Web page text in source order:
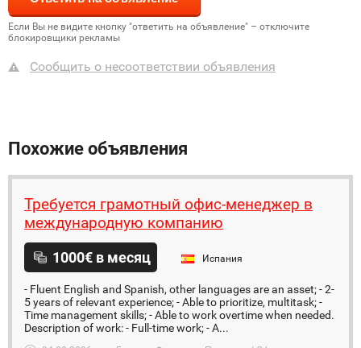
Если Вы не видите кнопку "ответить на объявление" – отключите
блокировщики рекламы
Сообщить о несоответствии объявления
Похожие объявления
Требуется грамотный офис-менеджер в
международную компанию
1000€ в месяц Испания
- Fluent English and Spanish, other languages are an asset; - 2-
5 years of relevant experience; - Able to prioritize, multitask; -
Time management skills; - Able to work overtime when needed.
Description of work: - Full-time work; - A...